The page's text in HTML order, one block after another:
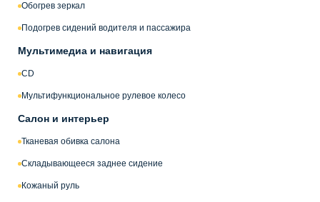
Обогрев зеркал
Подогрев сидений водителя и пассажира
Мультимедиа и навигация
CD
Мультифункциональное рулевое колесо
Салон и интерьер
Тканевая обивка салона
Складывающееся заднее сидение
Кожаный руль